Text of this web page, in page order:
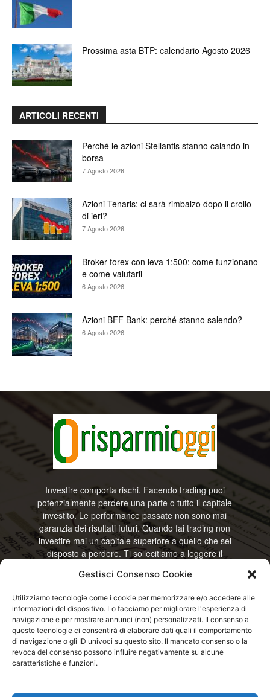
Gestisci Consenso Cookie
Utilizziamo tecnologie come i cookie per memorizzare e/o accedere alle
informazioni del dispositivo. Lo facciamo per migliorare l'esperienza di
navigazione e per mostrare annunci (non) personalizzati. Il consenso a
queste tecnologie ci consentirà di elaborare dati quali il comportamento
di navigazione o gli ID univoci su questo sito. Il mancato consenso o la
revoca del consenso possono influire negativamente su alcune
caratteristiche e funzioni.
Prossima asta BTP: calendario Agosto 2026
ARTICOLI RECENTI
Perché le azioni Stellantis stanno calando in
borsa
7 Agosto 2026
Azioni Tenaris: ci sarà rimbalzo dopo il crollo
di ieri?
7 Agosto 2026
Broker forex con leva 1:500: come funzionano
e come valutarli
6 Agosto 2026
Azioni BFF Bank: perché stanno salendo?
6 Agosto 2026
Investire comporta rischi. Facendo trading puoi
potenzialmente perdere una parte o tutto il capitale
investito. Le performance passate non sono mai
garanzia dei risultati futuri. Quando fai trading non
investire mai un capitale superiore a quello che sei
disposto a perdere. Ti sollecitiamo a leggere il
RisparmiOggi non offre alcun genere di consulenza
informazioni riportate. Continuando ad accedere o
a usare questo sito o ogni servizio disponibile
questo sito, dichiari di accettare termini e condizioni
previste. © RisparmiOggi
Contattaci: